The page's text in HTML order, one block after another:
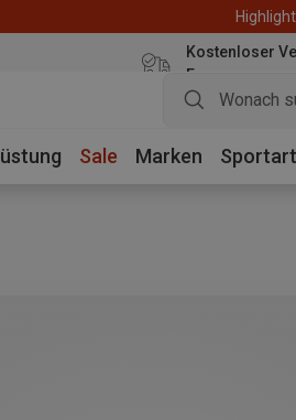
Kostenloser
Euro
Sale Marken